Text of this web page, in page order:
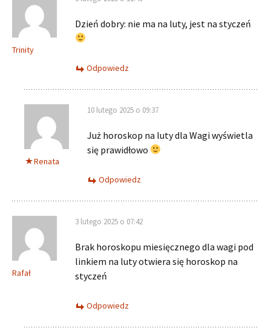
Trinity
Dzień dobry: nie ma na luty, jest na styczeń
Odpowiedz
Renata
10 lutego 2025 o 09:37
Już horoskop na luty dla Wagi wyświetla
się prawidłowo
Odpowiedz
Rafał
3 lutego 2025 o 07:42
Brak horoskopu miesięcznego dla wagi pod
linkiem na luty otwiera się horoskop na
styczeń
Odpowiedz